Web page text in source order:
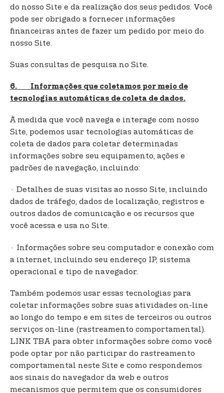
do nosso Site e da realização dos seus pedidos. Você
pode ser obrigado a fornecer informações
financeiras antes de fazer um pedido por meio do
nosso Site.
Suas consultas de pesquisa no Site.
6. Informações que coletamos por meio de
tecnologias automáticas de coleta de dados.
À medida que você navega e interage com nosso
Site, podemos usar tecnologias automáticas de
coleta de dados para coletar determinadas
informações sobre seu equipamento, ações e
padrões de navegação, incluindo:
· Detalhes de suas visitas ao nosso Site, incluindo
dados de tráfego, dados de localização, registros e
outros dados de comunicação e os recursos que
você acessa e usa no Site.
· Informações sobre seu computador e conexão com
a internet, incluindo seu endereço IP, sistema
operacional e tipo de navegador.
Também podemos usar essas tecnologias para
coletar informações sobre suas atividades on-line
ao longo do tempo e em sites de terceiros ou outros
serviços on-line (rastreamento comportamental).
LINK TBA para obter informações sobre como você
pode optar por não participar do rastreamento
comportamental neste Site e como respondemos
aos sinais do navegador da web e outros
mecanismos que permitem que os consumidores